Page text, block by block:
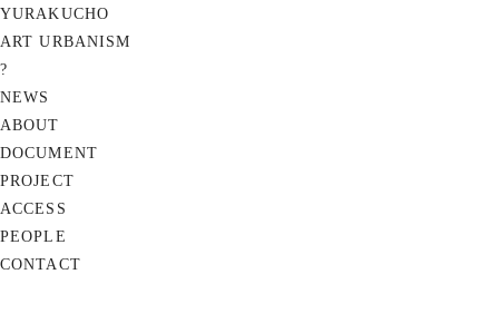
YURAKUCHO
ART URBANISM
?
NEWS
ABOUT
DOCUMENT
PROJECT
ACCESS
PEOPLE
CONTACT